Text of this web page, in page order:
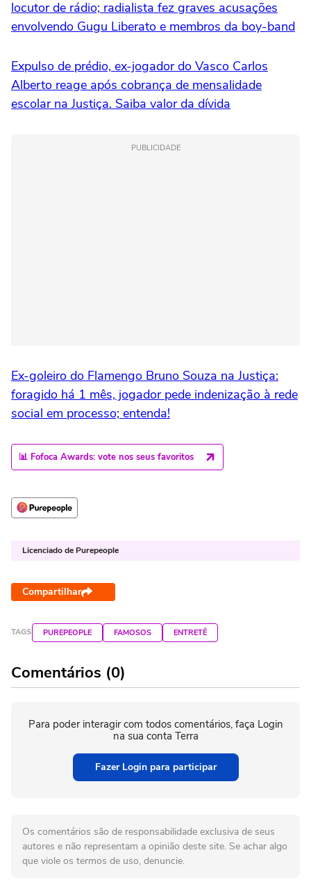
locutor de rádio; radialista fez graves acusações
envolvendo Gugu Liberato e membros da boy-band
Expulso de prédio, ex-jogador do Vasco Carlos
Alberto reage após cobrança de mensalidade
escolar na Justiça. Saiba valor da dívida
PUBLICIDADE
Ex-goleiro do Flamengo Bruno Souza na Justiça:
foragido há 1 mês, jogador pede indenização à rede
social em processo; entenda!
📊 Fofoca Awards: vote nos seus favoritos
Licenciado de Purepeople
Compartilhar
TAGS PUREPEOPLE FAMOSOS ENTRETÊ
Comentários (0)
Para poder interagir com todos comentários, faça Login
na sua conta Terra
Fazer Login para participar
Os comentários são de responsabilidade exclusiva de seus
autores e não representam a opinião deste site. Se achar algo
que viole os termos de uso, denuncie.